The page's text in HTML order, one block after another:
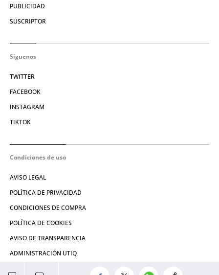
PUBLICIDAD
SUSCRIPTOR
Síguenos
TWITTER
FACEBOOK
INSTAGRAM
TIKTOK
Condiciones de uso
AVISO LEGAL
POLÍTICA DE PRIVACIDAD
CONDICIONES DE COMPRA
POLÍTICA DE COOKIES
AVISO DE TRANSPARENCIA
ADMINISTRACIÓN UTIQ